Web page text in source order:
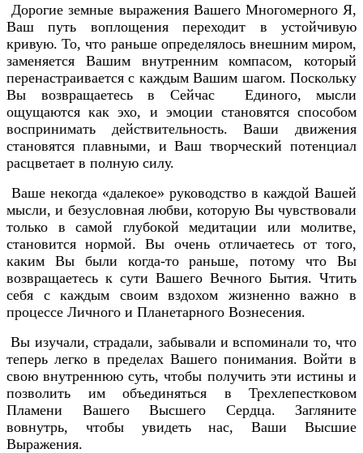
Дорогие земные выражения Вашего Многомерного Я,
Ваш путь воплощения переходит в устойчивую
кривую. То, что раньше определялось внешним миром,
заменяется Вашим внутренним компасом, который
перенастраивается с каждым Вашим шагом. Поскольку
Вы возвращаетесь в Сейчас Единого, мысли
ощущаются как эхо, и эмоции становятся способом
воспринимать действительность. Ваши движения
становятся плавными, и Ваш творческий потенциал
расцветает в полную силу.
Ваше некогда «далекое» руководство в каждой Вашей
мысли, и безусловная любви, которую Вы чувствовали
только в самой глубокой медитации или молитве,
становится нормой. Вы очень отличаетесь от того,
каким Вы были когда-то раньше, потому что Вы
возвращаетесь к сути Вашего Вечного Бытия. Чтить
себя с каждым своим вздохом жизненно важно в
процессе Личного и Планетарного Вознесения.
Вы изучали, страдали, забывали и вспоминали то, что
теперь легко в пределах Вашего понимания. Войти в
свою внутреннюю суть, чтобы получить эти истины и
позволить им объединяться в Трехлепестковом
Пламени Вашего Высшего Сердца. Загляните
вовнутрь, чтобы увидеть нас, Ваши Высшие
Выражения.